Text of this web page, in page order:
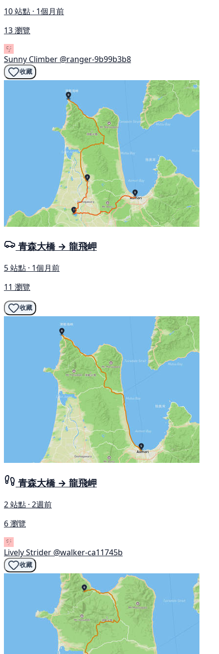
10 站點 · 1個月前
13 瀏覽
Sunny Climber @ranger-9b99b3b8
收藏
青森大橋 → 龍飛岬
5 站點 · 1個月前
11 瀏覽
收藏
青森大橋 → 龍飛岬
2 站點 · 2週前
6 瀏覽
Lively Strider @walker-ca11745b
收藏